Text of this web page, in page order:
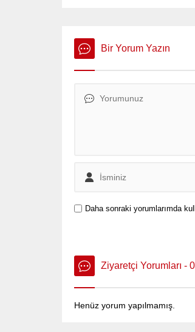
Bir Yorum Yazın
Daha sonraki yorumlarımda
Ziyaretçi Yorumları -
Henüz yorum yapılmamış.